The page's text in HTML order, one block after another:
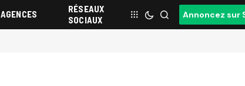
AGENCES
RÉSEAUX
SOCIAUX
Annoncez sur